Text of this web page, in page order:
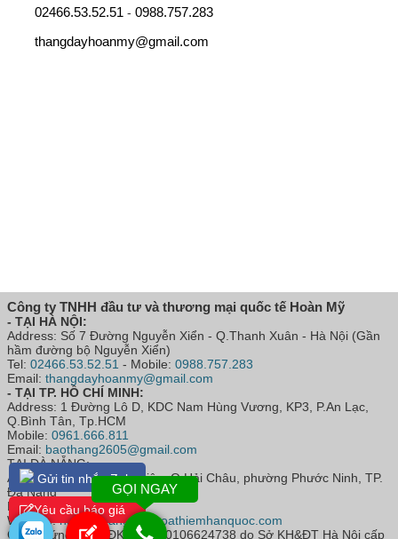
02466.53.52.51 - 0988.757.283
thangdayhoanmy@gmail.com
Công ty TNHH đầu tư và thương mại quốc tế Hoàn Mỹ
- TẠI HÀ NỘI:
Address: Số 7 Đường Nguyễn Xiển - Q.Thanh Xuân - Hà Nội (Gần
hầm đường bộ Nguyễn Xiển)
Tel: 02466.53.52.51 - Mobile: 0988.757.283
Email: thangdayhoanmy@gmail.com
- TẠI TP. HỒ CHÍ MINH:
Address: 1 Đường Lô D, KDC Nam Hùng Vương, KP3, P.An Lạc,
Q.Bình Tân, Tp.HCM
Mobile: 0961.666.811
Email: baothang2605@gmail.com
TẠI ĐÀ NẴNG:
Address: Số 52 Hoàng Diệu, Q.Hải Châu, phường Phước Ninh, TP.
Đà Nẵng
Mobile:0368.283.286
Website:https://thangdaythoathiemhanquoc.com
Giấy chứng nhận ĐKKD số: 0106624738 do Sở KH&ĐT Hà Nội cấp
GỌI NGAY
Gửi tin nhắn Zalo
Yêu cầu báo giá